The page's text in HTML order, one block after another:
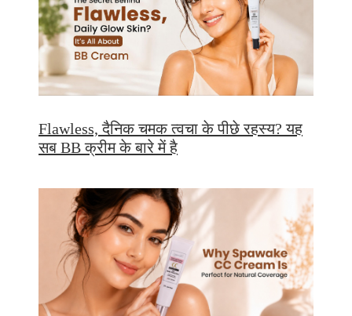
Flawless, दैनिक चमक त्वचा के पीछे रहस्य? यह
सब BB क्रीम के बारे में है